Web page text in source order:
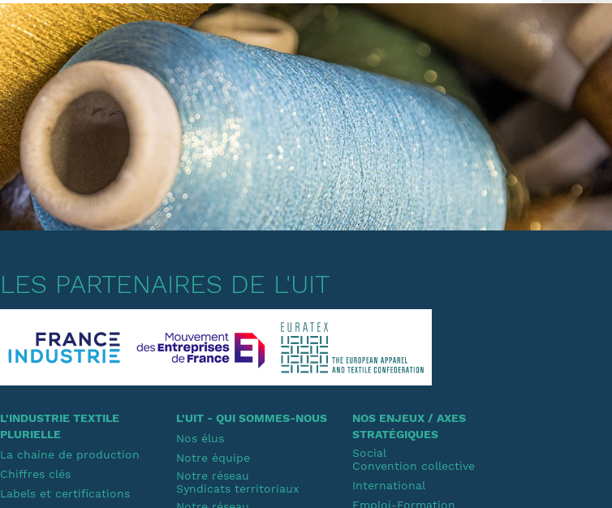
LES PARTENAIRES DE L'UIT
L'INDUSTRIE TEXTILE
PLURIELLE
La chaine de production
Chiffres clés
Labels et certifications
L'UIT - QUI SOMMES-NOUS
Nos élus
Notre équipe
Notre réseau
Syndicats territoriaux
NOS ENJEUX / AXES
STRATÉGIQUES
Social
Convention collective
International
Emploi-Formation